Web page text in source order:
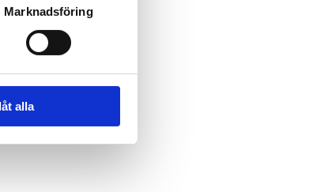
Marknadsföring
alla